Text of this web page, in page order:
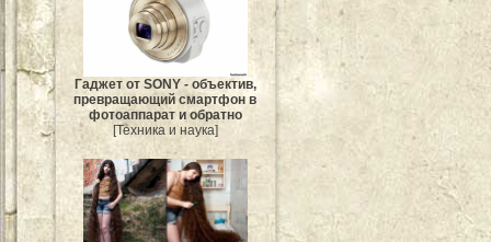
Гаджет от SONY - объектив,
превращающий смартфон в
фотоаппарат и обратно
[Техника и наука]